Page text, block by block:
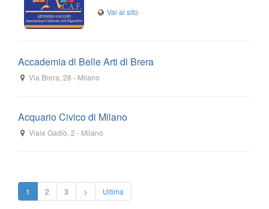
Accademia di Belle Arti di Brera
Via Brera, 28 - Milano
Acquario Civico di Milano
Viale Gadio, 2- Milano
1 2 3 > Ultima